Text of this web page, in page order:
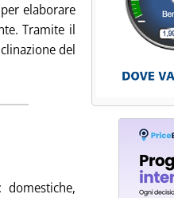
elaborare
Tramite il
del
Mobilec di SDProget'